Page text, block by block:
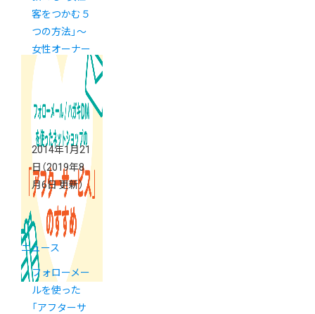
客をつかむ５
つの方法」～
女性オーナー
お茶会（２）
2014年1月21
日 （2019年8
月6日 更新）
ニュース
フォローメー
ルを使った
「アフターサ